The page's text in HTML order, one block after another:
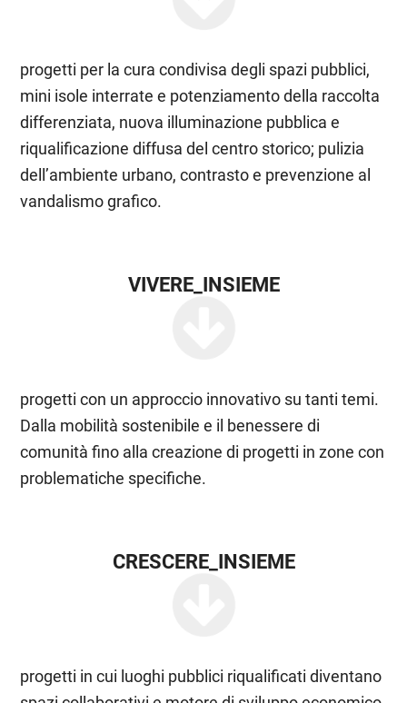
progetti per la cura condivisa degli spazi pubblici,
mini isole interrate e potenziamento della raccolta
differenziata, nuova illuminazione pubblica e
riqualificazione diffusa del centro storico; pulizia
dell’ambiente urbano, contrasto e prevenzione al
vandalismo grafico.
VIVERE_INSIEME
progetti con un approccio innovativo su tanti temi.
Dalla mobilità sostenibile e il benessere di
comunità fino alla creazione di progetti in zone con
problematiche specifiche.
CRESCERE_INSIEME
progetti in cui luoghi pubblici riqualificati diventano